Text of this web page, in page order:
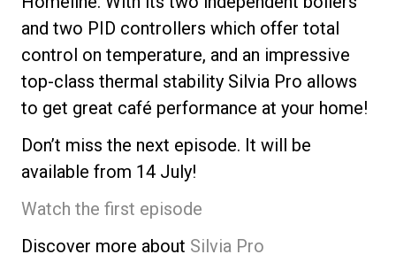
and two PID controllers which offer total
control on temperature, and an impressive
top-class thermal stability Silvia Pro allows
to get great café performance at your home!
Don’t miss the next episode. It will be
available from 14 July!
Watch the first episode
Discover more about Silvia Pro